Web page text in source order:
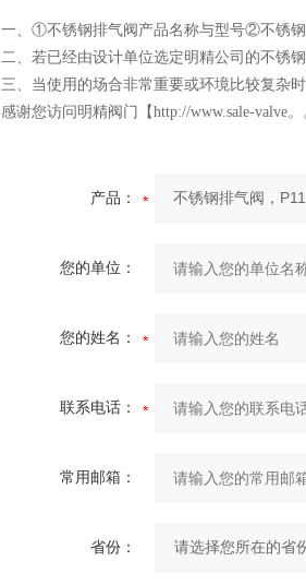
一、①不锈钢排气阀产品名称与型号②不锈
二、若已经由设计单位选定明精公司的不锈
三、当使用的场合非常重要或环境比较复杂
感谢您访问明精阀门【http://www.sale-valve
产品：
您的单位：
您的姓名：
联系电话：
常用邮箱：
省份：